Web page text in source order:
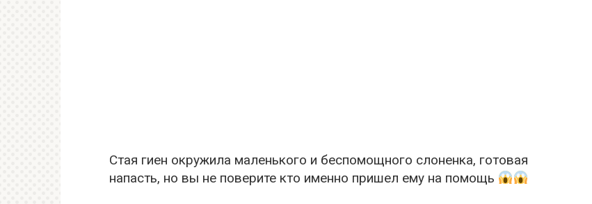
Стая гиен окружила маленького и беспомощного слоненка, готовая
напасть, но вы не поверите кто именно пришел ему на помощь